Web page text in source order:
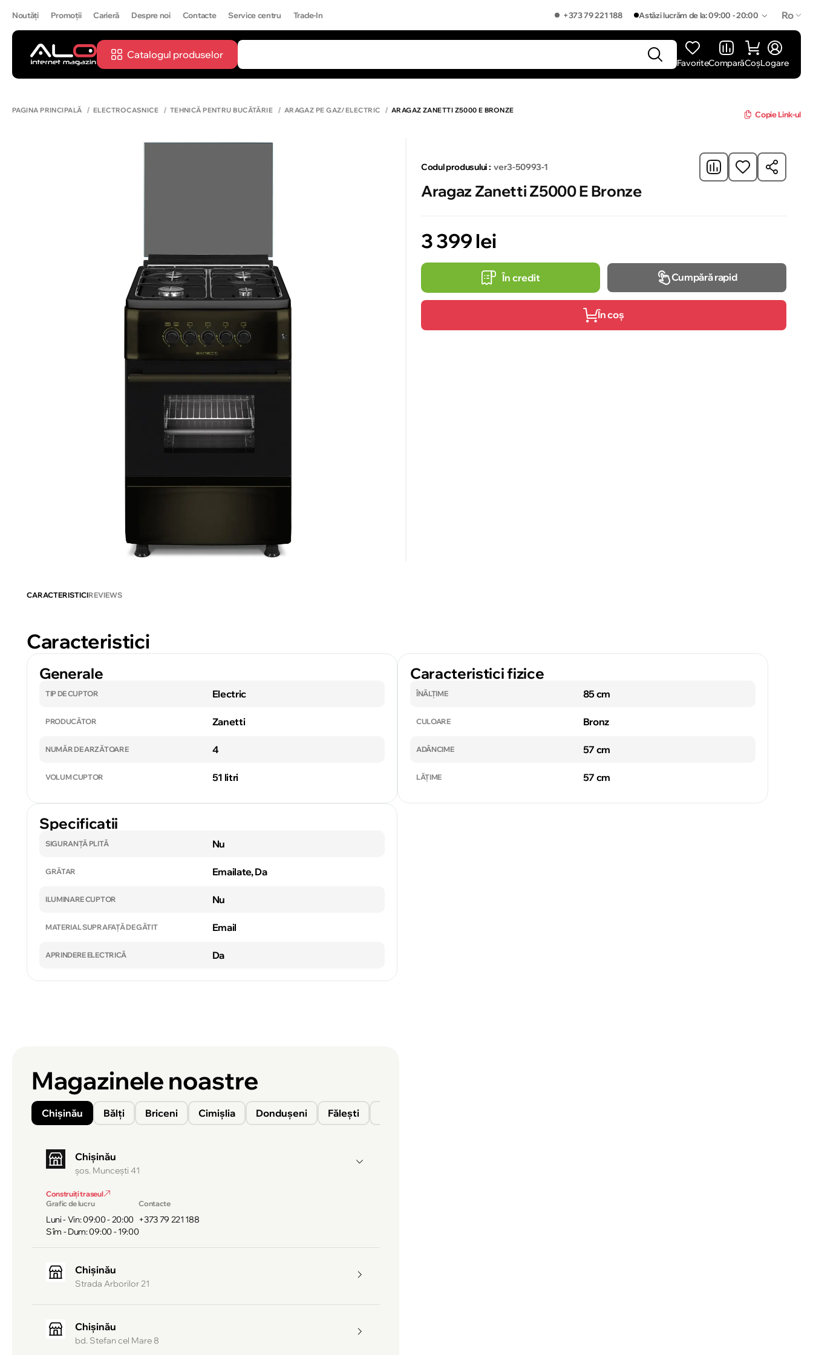
Noutăți Promoții Carieră Despre noi Contacte Service centru Trade-In +373 79 221 188 Astăzi lucrăm de la: 09:00 - 20:00 Ro
Catalogul produselor
FavoriteComparăCoșLogare
PAGINA PRINCIPALĂ ELECTROCASNICE TEHNICĂ PENTRU BUCĂTĂRIE ARAGAZ PE GAZ/ELECTRIC ARAGAZ ZANETTI Z5000 E BRONZE Copie Link-ul
Codul produsului : ver3-50993-1
Aragaz Zanetti Z5000 E Bronze
3 399 lei
În credit Cumpără rapid
În coș
CARACTERISTICIREVIEWS
Caracteristici
Generale
TIP DE CUPTOR Electric
PRODUCĂTOR Zanetti
NUMĂR DE ARZĂTOARE 4
VOLUM CUPTOR 51 litri
Caracteristici fizice
ÎNĂLȚIME 85 cm
CULOARE Bronz
ADÂNCIME 57 cm
LĂȚIME 57 cm
Specificatii
SIGURANȚĂ PLITĂ Nu
GRĂTAR Emailate, Da
ILUMINARE CUPTOR Nu
MATERIAL SUPRAFAȚĂ DE GĂTIT Email
APRINDERE ELECTRICĂ Da
Magazinele noastre
Chișinău Bălți Briceni Cimișlia Donduşeni Fălești
Chișinău
şos. Munceşti 41
Construiți traseul
Grafic de lucru
Luni - Vin: 09:00 - 20:00
Sîm - Dum: 09:00 - 19:00
Contacte
+373 79 221 188
Chișinău
Strada Arborilor 21
Chișinău
bd. Stefan cel Mare 8